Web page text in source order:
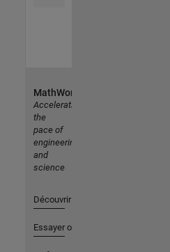
MathWorks
Accelerating
the
pace of
engineering
and
science
Découvrir les produits
Essayer ou acheter